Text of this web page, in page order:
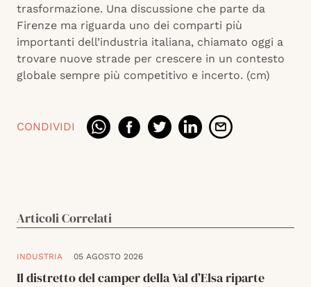
trasformazione. Una discussione che parte da
Firenze ma riguarda uno dei comparti più
importanti dell’industria italiana, chiamato oggi a
trovare nuove strade per crescere in un contesto
globale sempre più competitivo e incerto. (cm)
CONDIVIDI
Articoli Correlati
INDUSTRIA 05 AGOSTO 2026
Il distretto del camper della Val d’Elsa riparte